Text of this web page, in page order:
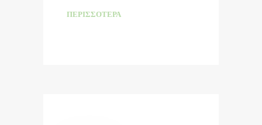
ΠΕΡΙΣΣΌΤΕΡΑ